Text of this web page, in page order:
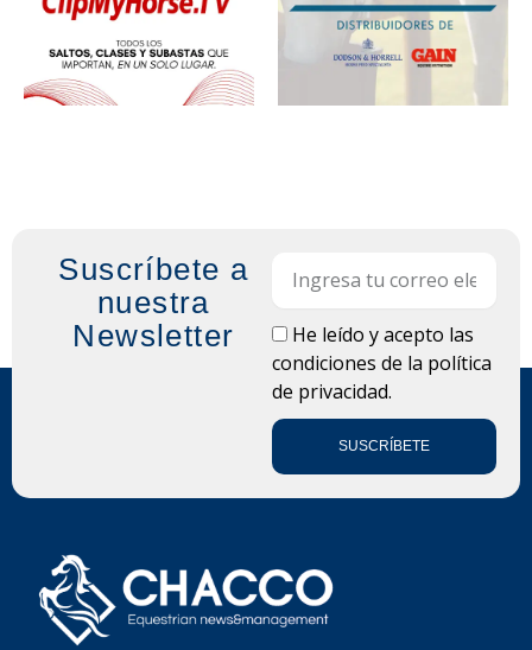
Suscríbete a
nuestra
Newsletter
LOPDHe leído y acepto las
condiciones de la política
de privacidad.
SUSCRÍBETE